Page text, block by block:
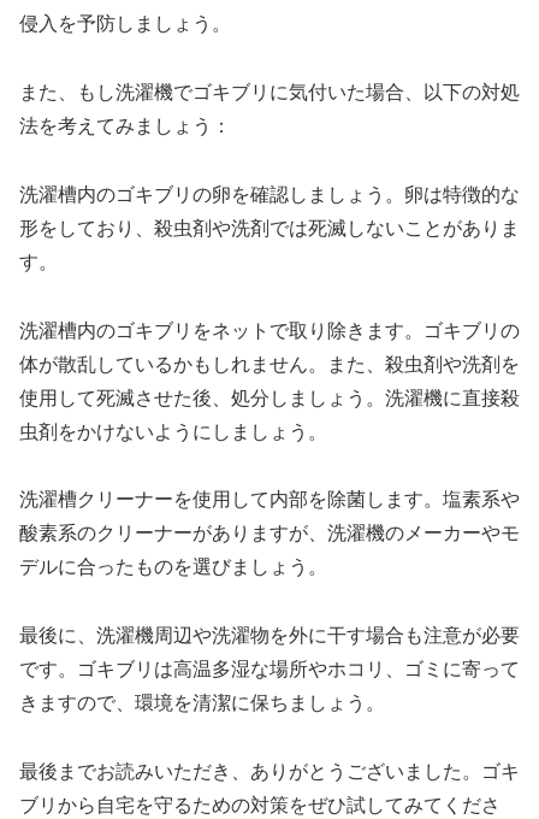
侵入を予防しましょう。
また、もし洗濯機でゴキブリに気付いた場合、以下の対処
法を考えてみましょう：
洗濯槽内のゴキブリの卵を確認しましょう。卵は特徴的な
形をしており、殺虫剤や洗剤では死滅しないことがありま
す。
洗濯槽内のゴキブリをネットで取り除きます。ゴキブリの
体が散乱しているかもしれません。また、殺虫剤や洗剤を
使用して死滅させた後、処分しましょう。洗濯機に直接殺
虫剤をかけないようにしましょう。
洗濯槽クリーナーを使用して内部を除菌します。塩素系や
酸素系のクリーナーがありますが、洗濯機のメーカーやモ
デルに合ったものを選びましょう。
最後に、洗濯機周辺や洗濯物を外に干す場合も注意が必要
です。ゴキブリは高温多湿な場所やホコリ、ゴミに寄って
きますので、環境を清潔に保ちましょう。
最後までお読みいただき、ありがとうございました。ゴキ
ブリから自宅を守るための対策をぜひ試してみてくださ